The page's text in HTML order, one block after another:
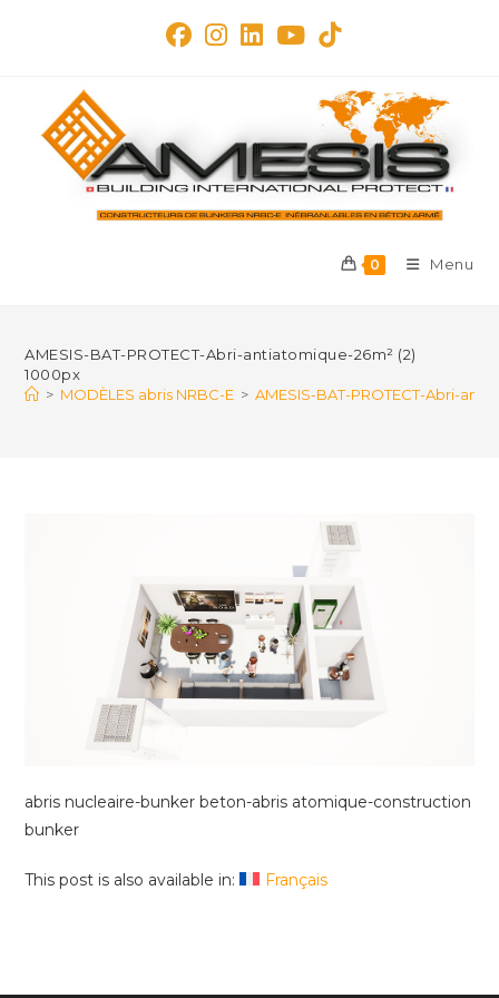
0 Menu
AMESIS-BAT-PROTECT-Abri-antiatomique-26m² (2)
1000px
> MODÈLES abris NRBC-E > AMESIS-BAT-PROTECT-Abri-
abris nucleaire-bunker beton-abris atomique-construction
bunker
This post is also available in: Français